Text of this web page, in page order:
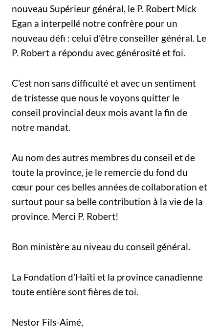
nouveau Supérieur général, le P. Robert Mick
Egan a interpellé notre confrère pour un
nouveau défi : celui d’être conseiller général. Le
P. Robert a répondu avec générosité et foi.
C’est non sans difficulté et avec un sentiment
de tristesse que nous le voyons quitter le
conseil provincial deux mois avant la fin de
notre mandat.
Au nom des autres membres du conseil et de
toute la province, je le remercie du fond du
cœur pour ces belles années de collaboration et
surtout pour sa belle contribution à la vie de la
province. Merci P. Robert!
Bon ministère au niveau du conseil général.
La Fondation d’Haïti et la province canadienne
toute entière sont fières de toi.
Nestor Fils-Aimé,